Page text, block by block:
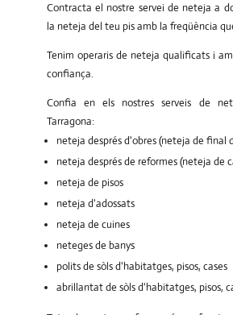
Contracta el nostre servei de neteja a
la neteja del teu pis amb la freqüència
Tenim operaris de neteja qualificats i
confiança.
Confia en els nostres serveis de
Tarragona:
neteja després d'obres (neteja de final
neteja després de reformes (neteja de
neteja de pisos
neteja d'adossats
neteja de cuines
neteges de banys
polits de sòls d'habitatges, pisos, cases
abrillantat de sòls d'habitatges, pisos,